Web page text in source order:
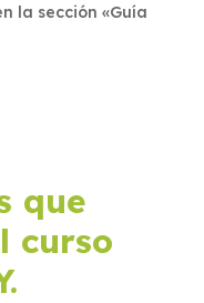
la sección «Guía
que
curso